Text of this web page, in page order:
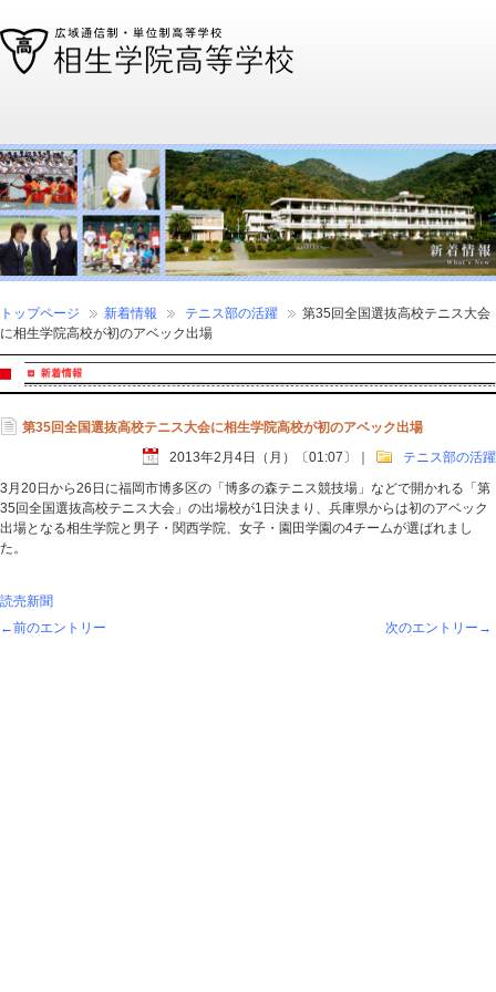
トップページ 新着情報 テニス部の活躍
第35回全国選抜高校テニス大会
に相生学院高校が初のアベック出場
第35回全国選抜高校テニス大会に相生学院高校が初のアベック出場
2013年2月4日（月）〔01:07〕
テニス部の活躍
3月20日から26日に福岡市博多区の「博多の森テニス競技場」などで開かれる「第
35回全国選抜高校テニス大会」の出場校が1日決まり、兵庫県からは初のアベック
出場となる相生学院と男子・関西学院、女子・園田学園の4チームが選ばれまし
た。
読売新聞
←前のエントリー
次のエントリー→